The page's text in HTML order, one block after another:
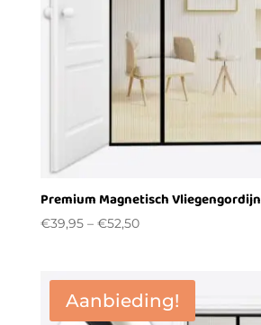
Premium Magnetisch Vliegengordijn
€39,95– €52,50
Aanbieding!